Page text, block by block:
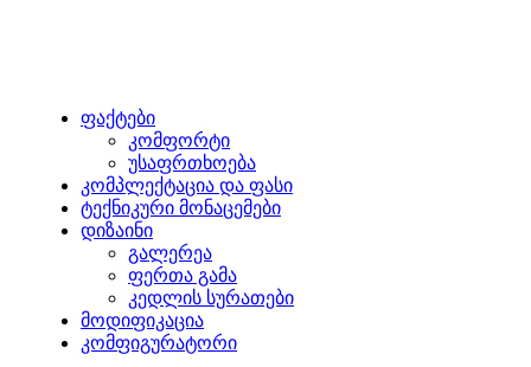
ფაქტები
კომფორტი
უსაფრთხოება
კომპლექტაცია და ფასი
ტექნიკური მონაცემები
დიზაინი
გალერეა
ფერთა გამა
კედლის სურათები
მოდიფიკაცია
კომფიგურატორი